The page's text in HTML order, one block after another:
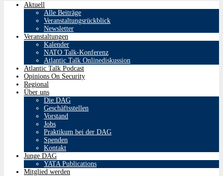
Aktuell
Alle Beiträge
Veranstaltungsrückblick
Newsletter
Veranstaltungen
Kalender
NATO Talk-Konferenz
Atlantic Talk Onlinediskussion
Atlantic Talk Podcast
Opinions On Security
Regional
Über uns
Die DAG
Geschäftsstellen
Vorstand
Jobs
Praktikum bei der DAG
Spenden
Kontakt
Junge DAG
YATA Publications
Mitglied werden